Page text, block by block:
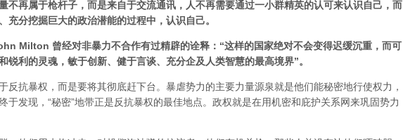
不再属于枪杆子，而是来自于交流通讯，人不再需要通过一小群精英的认可来认识自己，而
充分挖掘巨大的政治潜能的过程中，认识自己。
Milton 曾经对非暴力不合作有过精辟的诠释：“这样的国家绝对不会变得迟缓沉重，而可
锐利的灵魂，敏于创新、健于言谈、充分企及人类智慧的最高境界”。
反抗暴权，而是要将其彻底赶下台。暴虐势力的主要力量源泉就是他们能秘密地行使权力，
于发现，“秘密”地带正是反抗暴权的最佳地点。政权就是在用机密和庇护关系网来巩固势力